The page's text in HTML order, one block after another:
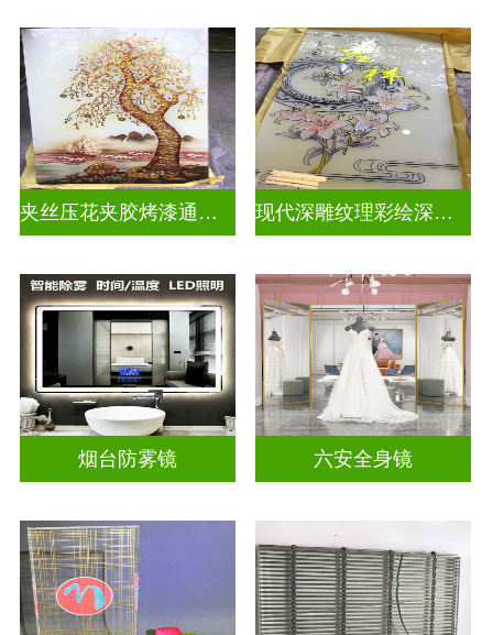
夹丝压花夹胶烤漆通电深雕浮雕玻璃 现代深雕纹理彩绘深雕浮雕玻璃
烟台防雾镜 六安全身镜